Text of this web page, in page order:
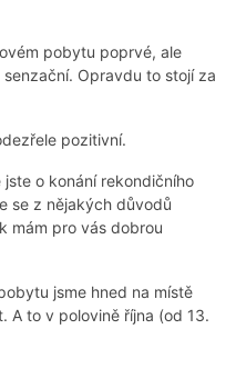
pobytu poprvé, ale
Opravdu to stojí za
pozitivní.
o konání rekondičního
se z nějakých důvodů
mám pro vás dobrou
jsme hned na místě
A to v polovině října (od 13.